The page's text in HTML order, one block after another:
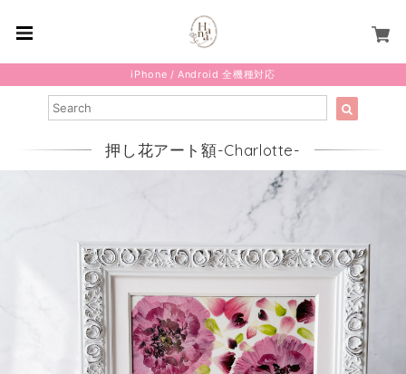
iPhone / Android 全機種対応
押し花アート額-Charlotte-